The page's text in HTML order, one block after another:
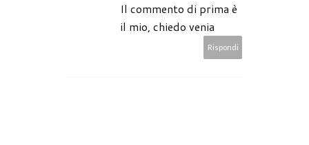
Il commento di prima è
il mio, chiedo venia
Rispondi